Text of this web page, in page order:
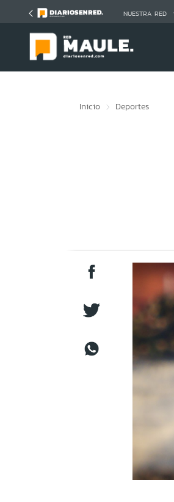
NUESTRA RED
Inicio Deportes